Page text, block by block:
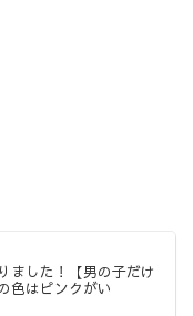
ました！【男の子だけ
色はピンクがい